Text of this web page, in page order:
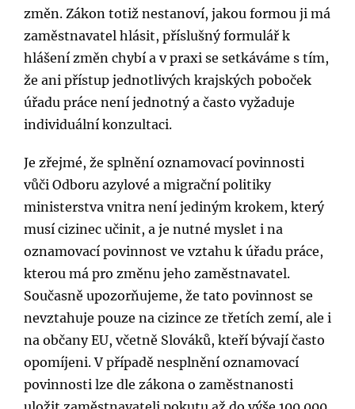
změn. Zákon totiž nestanoví, jakou formou ji má
zaměstnavatel hlásit, příslušný formulář k
hlášení změn chybí a v praxi se setkáváme s tím,
že ani přístup jednotlivých krajských poboček
úřadu práce není jednotný a často vyžaduje
individuální konzultaci.
Je zřejmé, že splnění oznamovací povinnosti
vůči Odboru azylové a migrační politiky
ministerstva vnitra není jediným krokem, který
musí cizinec učinit, a je nutné myslet i na
oznamovací povinnost ve vztahu k úřadu práce,
kterou má pro změnu jeho zaměstnavatel.
Současně upozorňujeme, že tato povinnost se
nevztahuje pouze na cizince ze třetích zemí, ale i
na občany EU, včetně Slováků, kteří bývají často
opomíjeni. V případě nesplnění oznamovací
povinnosti lze dle zákona o zaměstnanosti